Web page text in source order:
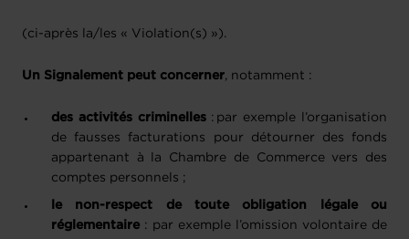
(ci-après la/les « Violation(s) »).
Un Signalement peut concerner, notamment :
des activités criminelles : par exemple l’organisation
de fausses facturations pour détourner des fonds
appartenant à la Chambre de Commerce vers des
comptes personnels ; ​
le non-respect de toute obligation légale ou
réglementaire : par exemple l’omission volontaire de